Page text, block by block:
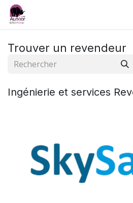
Trouver un revendeur
Ingénierie et services